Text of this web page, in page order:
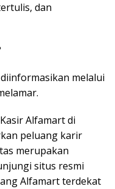
dan
melalui
Alfamart di
peluang karir
merupakan
situs resmi
Alfamart terdekat